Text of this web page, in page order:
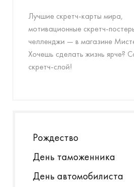
Лучшие скретч-карты мира,
мотивационные скретч-
челленджи — в магазине
Хочешь сделать жизнь ярче?
скретч-слой!
Рождество
День таможенника
День автомобилиста